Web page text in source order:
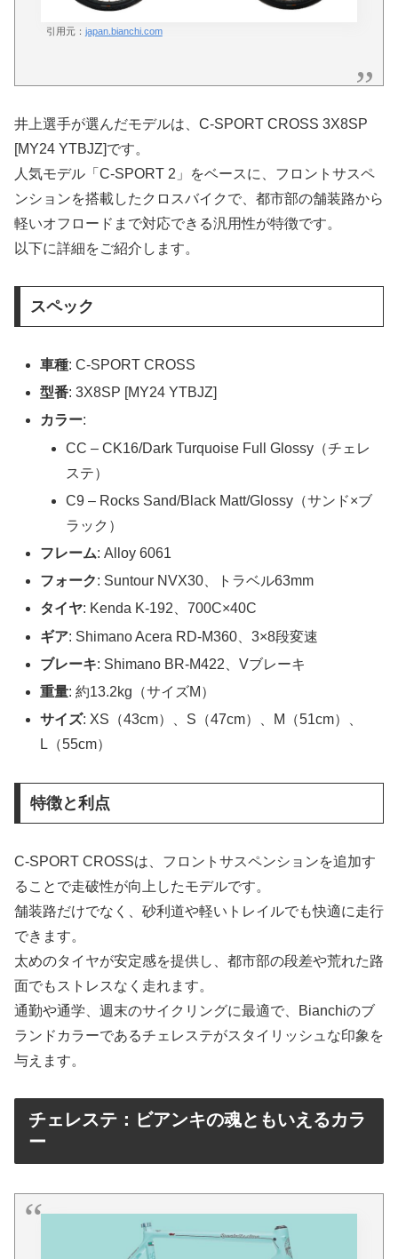
引用元： japan.bianchi.com
井上選手が選んだモデルは、C-SPORT CROSS 3X8SP
[MY24 YTBJZ]です。
人気モデル「C-SPORT 2」をベースに、フロントサスペ
ンションを搭載したクロスバイクで、都市部の舗装路から
軽いオフロードまで対応できる汎用性が特徴です。
以下に詳細をご紹介します。
スペック
車種: C-SPORT CROSS
型番: 3X8SP [MY24 YTBJZ]
カラー:
CC – CK16/Dark Turquoise Full Glossy（チェレ
ステ）
C9 – Rocks Sand/Black Matt/Glossy（サンド×ブ
ラック）
フレーム: Alloy 6061
フォーク: Suntour NVX30、トラベル63mm
タイヤ: Kenda K-192、700C×40C
ギア: Shimano Acera RD-M360、3×8段変速
ブレーキ: Shimano BR-M422、Vブレーキ
重量: 約13.2kg（サイズM）
サイズ: XS（43cm）、S（47cm）、M（51cm）、
L（55cm）
特徴と利点
C-SPORT CROSSは、フロントサスペンションを追加す
ることで走破性が向上したモデルです。
舗装路だけでなく、砂利道や軽いトレイルでも快適に走行
できます。
太めのタイヤが安定感を提供し、都市部の段差や荒れた路
面でもストレスなく走れます。
通勤や通学、週末のサイクリングに最適で、Bianchiのブ
ランドカラーであるチェレステがスタイリッシュな印象を
与えます。
チェレステ：ビアンキの魂ともいえるカラ
ー